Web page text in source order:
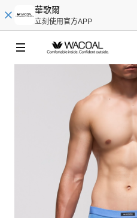
華歌爾
立刻使用官方APP